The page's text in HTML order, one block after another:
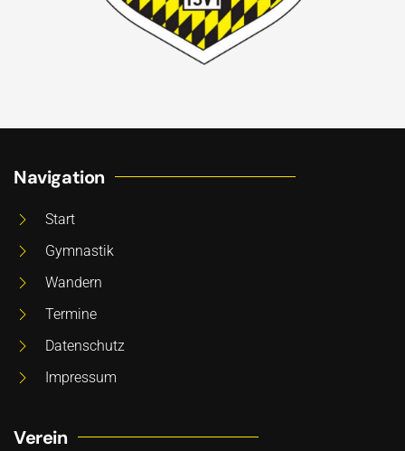
Navigation
Start
Gymnastik
Wandern
Termine
Datenschutz
Impressum
Verein